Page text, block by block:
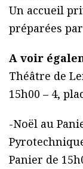
Un accueil
préparées
A voir
Théâtre de
15h00 – 4,
-Noël au
Panier de